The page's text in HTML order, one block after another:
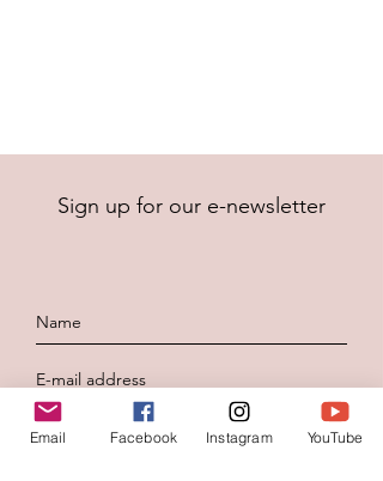
Sign up for our e-newsletter
To send
Email Facebook Instagram YouTube